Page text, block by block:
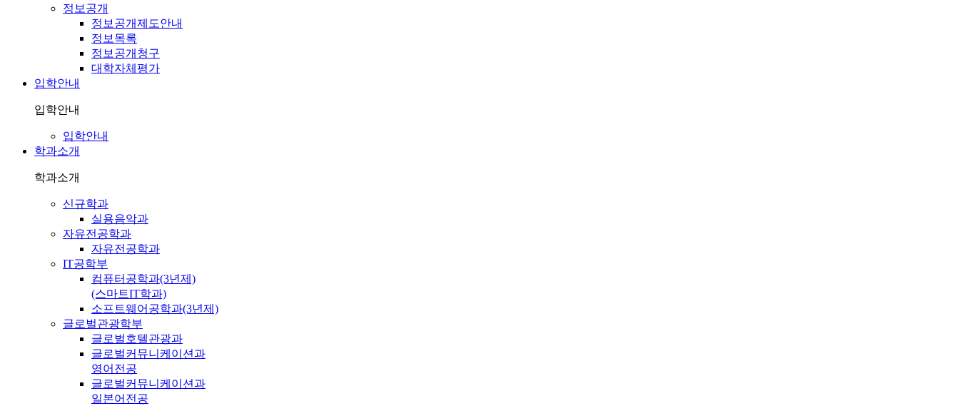
정보공개
정보공개제도안내
정보목록
정보공개청구
대학자체평가
입학안내
입학안내
입학안내
학과소개
학과소개
신규학과
실용음악과
자유전공학과
자유전공학과
IT공학부
컴퓨터공학과(3년제)
(스마트IT학과)
소프트웨어공학과(3년제)
글로벌관광학부
글로벌호텔관광과
글로벌커뮤니케이션과
영어전공
글로벌커뮤니케이션과
일본어전공